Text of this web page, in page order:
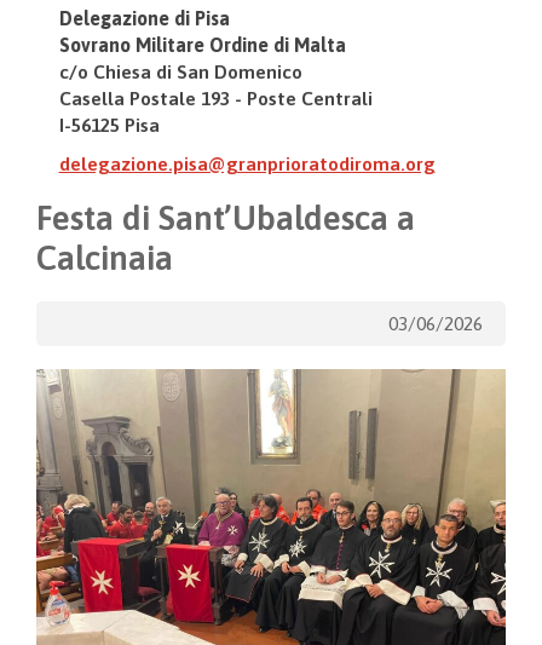
Delegazione di Pisa
Sovrano Militare Ordine di Malta
c/o Chiesa di San Domenico
Casella Postale 193 - Poste Centrali
I-56125 Pisa
delegazione.pisa@granprioratodiroma.org
Festa di Sant’Ubaldesca a
Calcinaia
03/06/2026